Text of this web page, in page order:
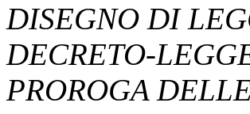
DISEGNO DI
DECRETO-
PROROGA